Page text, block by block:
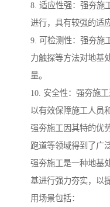
8. 适应性强：强夯施
进行，具有较强的适
9. 可检测性：强夯施
力触探等方法对地基
量。
10. 安全性：强夯施
以有效保障施工人员
强夯施工因其特的优
跑道等领域得到了广
强夯施工是一种地基
基进行强力夯实，以
用场景包括：